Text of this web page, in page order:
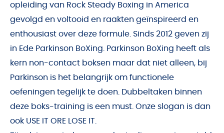
opleiding van Rock Steady Boxing in America
gevolgd en voltooid en raakten geïnspireerd en
enthousiast over deze formule. Sinds 2012 geven zij
in Ede Parkinson BoXing. Parkinson BoXing heeft als
kern non-contact boksen maar dat niet alleen, bij
Parkinson is het belangrijk om functionele
oefeningen tegelijk te doen. Dubbeltaken binnen
deze boks-training is een must. Onze slogan is dan
ook USE IT ORE LOSE IT.